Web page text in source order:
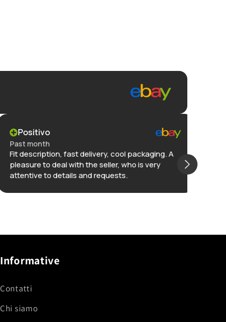
Positivo
Past month
Fit description, fast delivery, cool packaging. A
pleasure to deal with the seller, who is very
attentive to details and requests.
Informative
Contatti
Chi siamo